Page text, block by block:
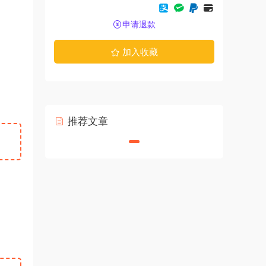
申请退款
加入收藏
推荐文章